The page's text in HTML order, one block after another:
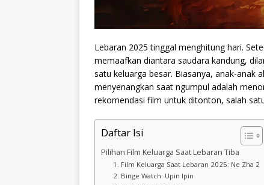
Lebaran 2025 tinggal menghitung hari.
memaafkan diantara saudara kandung,
satu keluarga besar. Biasanya, anak-anak
menyenangkan saat ngumpul adalah
rekomendasi film untuk ditonton, salah
Daftar Isi
Pilihan Film Keluarga Saat Lebaran Tiba
1. Film Keluarga Saat Lebaran 2025: Ne Zha 2
2. Binge Watch: Upin Ipin